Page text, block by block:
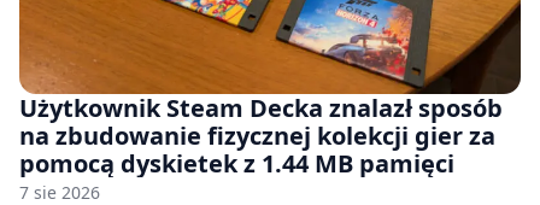
Użytkownik Steam Decka znalazł sposób
na zbudowanie fizycznej kolekcji gier za
pomocą dyskietek z 1.44 MB pamięci
7 sie 2026